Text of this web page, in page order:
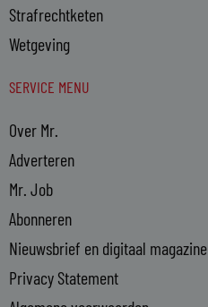
Strafrechtketen
Wetgeving
SERVICE MENU
Over Mr.
Adverteren
Mr. Job
Abonneren
Nieuwsbrief en digitaal magazine
Privacy Statement